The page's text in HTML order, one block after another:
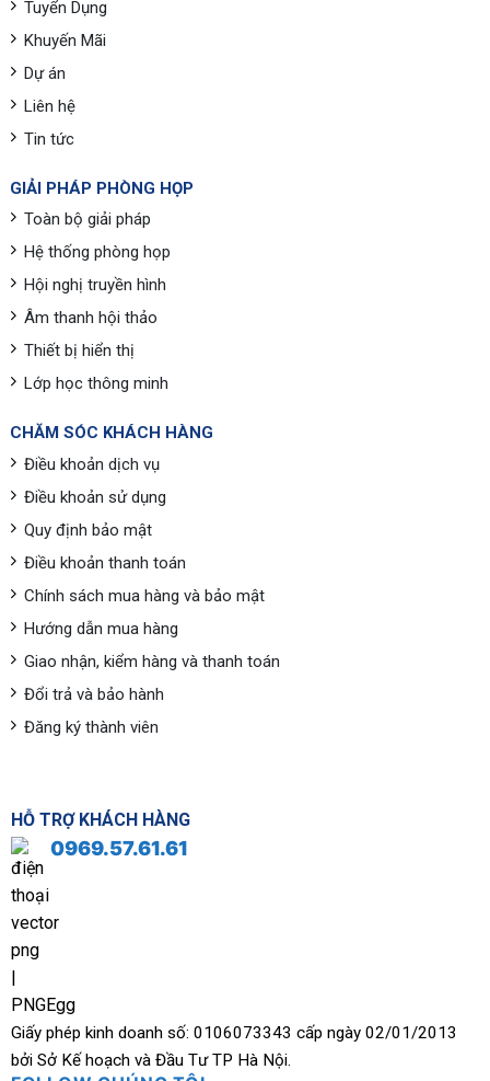
Tuyển Dụng
Khuyến Mãi
Dự án
Liên hệ
Tin tức
GIẢI PHÁP PHÒNG HỌP
Toàn bộ giải pháp
Hệ thống phòng họp
Hội nghị truyền hình
Âm thanh hội thảo
Thiết bị hiển thị
Lớp học thông minh
CHĂM SÓC KHÁCH HÀNG
Điều khoản dịch vụ
Điều khoản sử dụng
Quy định bảo mật
Điều khoản thanh toán
Chính sách mua hàng và bảo mật
Hướng dẫn mua hàng
Giao nhận, kiểm hàng và thanh toán
Đổi trả và bảo hành
Đăng ký thành viên
HỖ TRỢ KHÁCH HÀNG
0969.57.61.61
Giấy phép kinh doanh số: 0106073343 cấp ngày 02/01/2013
bởi Sở Kế hoạch và Đầu Tư TP Hà Nội.